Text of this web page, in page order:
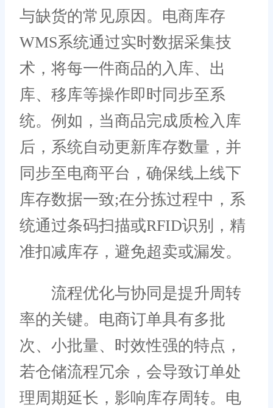
与缺货的常见原因。电商库存
WMS系统通过实时数据采集技
术，将每一件商品的入库、出
库、移库等操作即时同步至系
统。例如，当商品完成质检入库
后，系统自动更新库存数量，并
同步至电商平台，确保线上线下
库存数据一致;在分拣过程中，系
统通过条码扫描或RFID识别，精
准扣减库存，避免超卖或漏发。
流程优化与协同是提升周转
率的关键。电商订单具有多批
次、小批量、时效性强的特点，
若仓储流程冗余，会导致订单处
理周期延长，影响库存周转。电